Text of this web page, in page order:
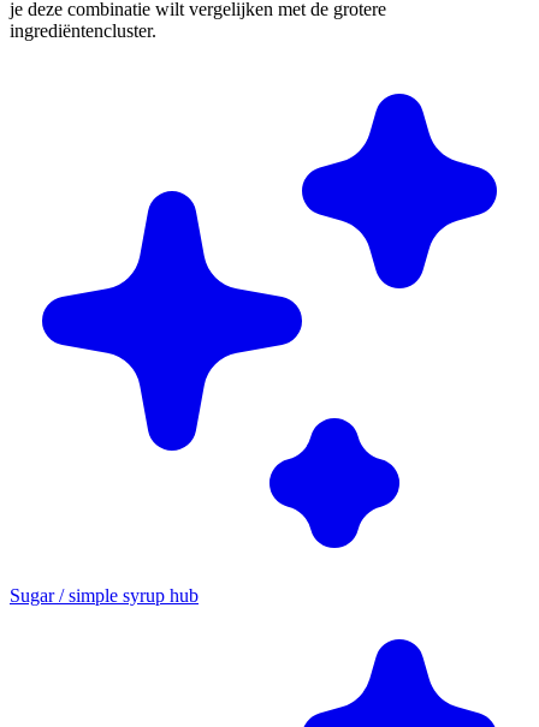
je deze combinatie wilt vergelijken met de grotere
ingrediëntencluster.
Sugar / simple syrup hub